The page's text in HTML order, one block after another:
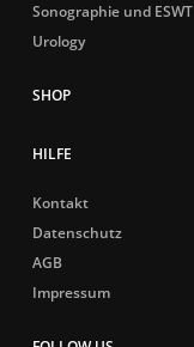
Sonographie und ESWT
Urology
HILFE
Kontakt
Datenschutz
AGB
Impressum